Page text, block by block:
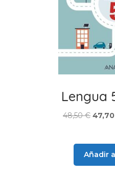
Lengua
48,50€ El
era:
47,70
Añadir